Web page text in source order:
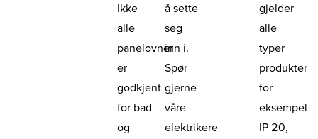
Ikke
alle
panelovner
er
godkjent
for bad
og
å sette
seg
inn i.
Spør
gjerne
våre
elektrikere
gjelder
alle
typer
produkter
for
eksempel
IP 20,